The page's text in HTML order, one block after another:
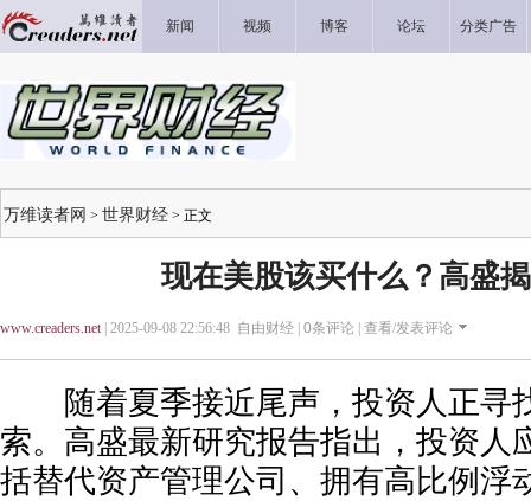
新闻 视频 博客 论坛 分类广告
万维读者网 > 世界财经 > 正文
现在美股该买什么？高盛
www.creaders.net| 2025-09-08 22:56:48 自由财经 | 0条评论 | 查看/发表评论
随着夏季接近尾声，投资人正寻
索。高盛最新研究报告指出，投资人
括替代资产管理公司、拥有高比例浮